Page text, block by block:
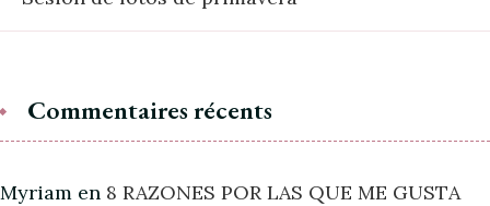
Commentaires récents
Myriam en 8 RAZONES POR LAS QUE ME GUSTA